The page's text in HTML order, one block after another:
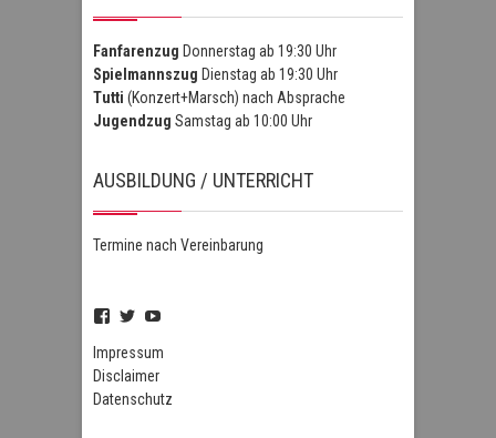
Fanfarenzug Donnerstag ab 19:30 Uhr
Spielmannszug Dienstag ab 19:30 Uhr
Tutti (Konzert+Marsch) nach Absprache
Jugendzug Samstag ab 10:00 Uhr
AUSBILDUNG / UNTERRICHT
Termine nach Vereinbarung
Profil
FSZHofheim
auf
Facebook
anzeigen
Profil
FSZHOH
auf
Twitter
anzeigen
UCIPUnOSBlWxEpiBka0jOAfw
anzeigen
Impressum
Disclaimer
Datenschutz